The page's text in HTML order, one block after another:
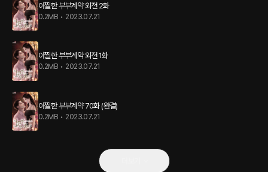
아찔한 부부계약 외전 2화
0.2MB • 2023.07.21
아찔한 부부계약 외전 1화
0.2MB • 2023.07.21
아찔한 부부계약 70화 (완결)
0.2MB • 2023.07.21